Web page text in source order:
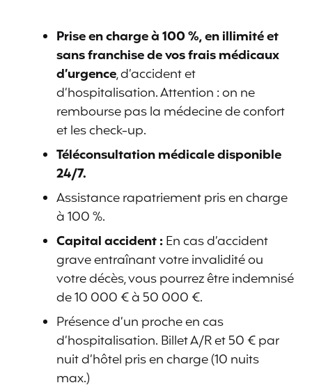
Prise en charge à 100 %, en illimité et
sans franchise de vos frais médicaux
d’urgence, d’accident et
d’hospitalisation. Attention : on ne
rembourse pas la médecine de confort
et les check-up.
Téléconsultation médicale disponible
24/7.
Assistance rapatriement pris en charge
à 100 %.
Capital accident :En cas d’accident
grave entraînant votre invalidité ou
votre décès, vous pourrez être indemnisé
de 10 000 € à 50 000 €.
Présence d’un proche en cas
d’hospitalisation. Billet A/R et 50 € par
nuit d’hôtel pris en charge (10 nuits
max.)